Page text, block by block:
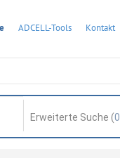
ADCELL-Tools Kontakt
Erweiterte Suche (0